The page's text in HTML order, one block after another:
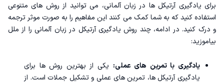
برای یادگیری آرتیکل ها در زبان آلمانی، می توانید از روش های متنوعی
استفاده کنید که به شما کمک می کنند این مفاهیم را به صورت موثر ترجمه
و درک کنید. در ادامه، چند روش یادگیری آرتیکل در زبان آلمانی را از ملل
بیاموزید:
یادگیری با تمرین های عملی: یکی از بهترین روش ها برای
یادگیری آرتیکل ها، تمرین های عملی و تشکیل جملات است. از